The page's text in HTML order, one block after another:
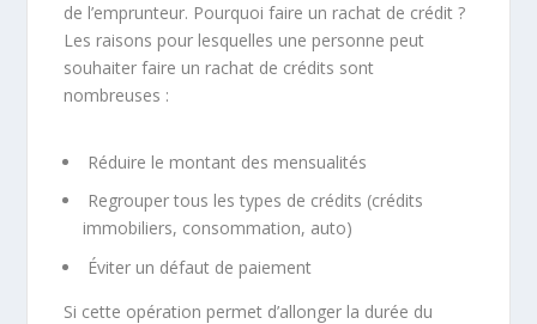
de l’emprunteur. Pourquoi faire un rachat de crédit ?
Les raisons pour lesquelles une personne peut
souhaiter faire un rachat de crédits sont
nombreuses :
Réduire le montant des mensualités
Regrouper tous les types de crédits (crédits
immobiliers, consommation, auto)
Éviter un défaut de paiement
Si cette opération permet d’allonger la durée du